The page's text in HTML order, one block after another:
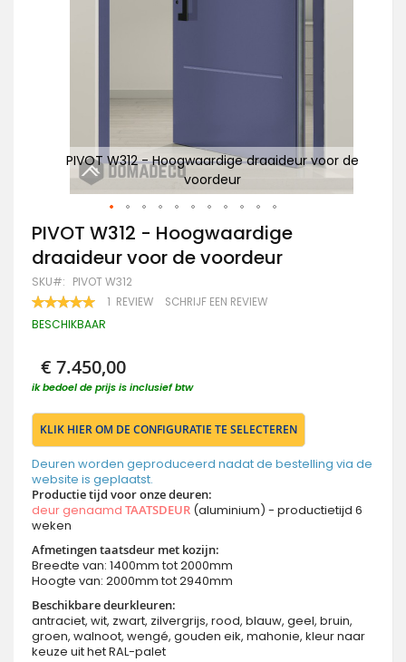
PIVOT W312 - Hoogwaardige draaideur voor de
voordeur
Ga
naar
het
begin
van
de
afbeeldingen-
PIVOT W312 - Hoogwaardige
draaideur voor de voordeur
SKU PIVOT W312
WAARDERING:1 REVIEW SCHRIJF EEN REVIEW
BESCHIKBAAR
€ 7.450,00
ik bedoel de prijs is inclusief btw
KLIK HIER OM DE CONFIGURATIE TE SELECTEREN
Deuren worden geproduceerd nadat de bestelling via de
website is geplaatst.
Productie tijd voor onze deuren:
deur genaamd TAATSDEUR (aluminium) - productietijd 6
weken
Afmetingen taatsdeur met kozijn:
Breedte van: 1400mm tot 2000mm
Hoogte van: 2000mm tot 2940mm
Beschikbare deurkleuren:
antraciet, wit, zwart, zilvergrijs, rood, blauw, geel, bruin,
groen, walnoot, wengé, gouden eik, mahonie, kleur naar
keuze uit het RAL-palet